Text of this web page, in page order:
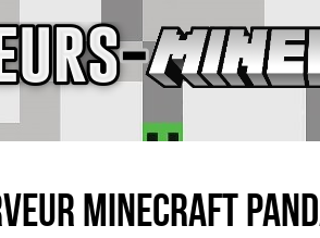
Minecraft